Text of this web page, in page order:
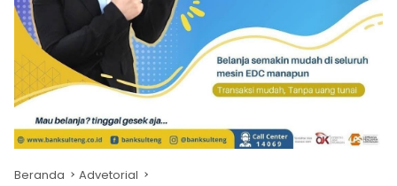
Beranda Advetorial